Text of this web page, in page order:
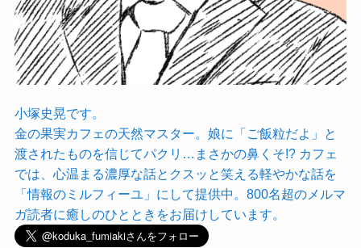
小塚史晃です。
金の果実カフェの天然マスター。娘に「ご飯粒だよ」と
渡されたものを信じてパクリ…まさかの鼻くそ!? カフェ
では、心温まる濃厚な話とクスッと笑える軽やかな話を
「情報のミルフィーユ」にして提供中。800名超のメルマ
ガ読者に癒しのひとときをお届けしています。